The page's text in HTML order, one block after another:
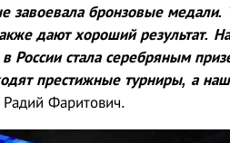
завоевала бронзовые
дают хороший результат.
России стала серебряным
престижные турниры, а
Фаритович.